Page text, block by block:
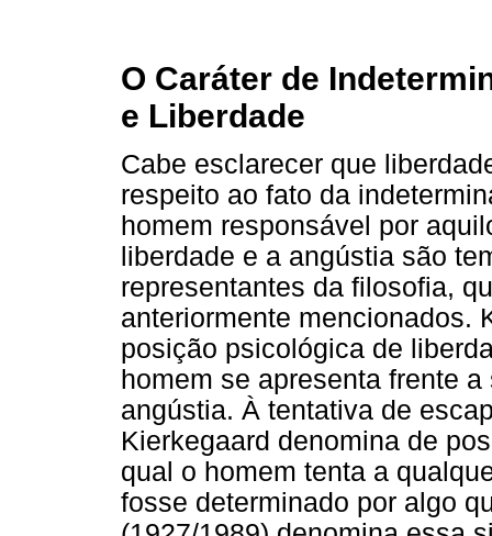
O Caráter de
e Liberdade
Cabe esclarecer que
respeito ao fato da
homem responsável por
liberdade e a angústia são
representantes da filosofia,
anteriormente mencionados.
posição psicológica de
homem se apresenta frente
angústia. À tentativa de
Kierkegaard denomina de
qual o homem tenta a
fosse determinado por algo